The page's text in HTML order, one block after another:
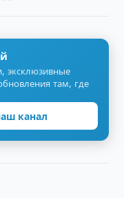
эксклюзивные
там, где
канал